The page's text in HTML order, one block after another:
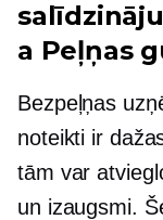
a Peļņas
Bezpeļņas
noteikti ir
tām var
un izaugsmi.